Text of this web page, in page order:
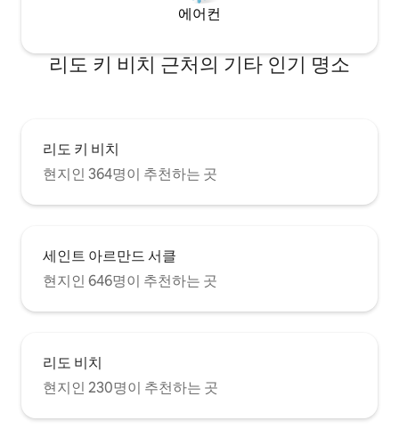
에어컨
리도 키 비치 근처의 기타 인기 명소
리도 키 비치
현지인 364명이 추천하는 곳
세인트 아르만드 서클
현지인 646명이 추천하는 곳
리도 비치
현지인 230명이 추천하는 곳